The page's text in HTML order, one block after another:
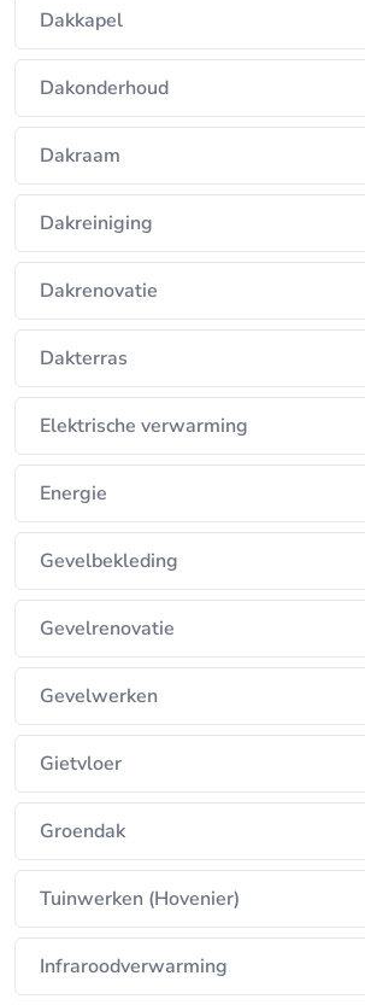
Dakkapel
Dakonderhoud
Dakraam
Dakreiniging
Dakrenovatie
Dakterras
Elektrische verwarming
Energie
Gevelbekleding
Gevelrenovatie
Gevelwerken
Gietvloer
Groendak
Tuinwerken (Hovenier)
Infraroodverwarming